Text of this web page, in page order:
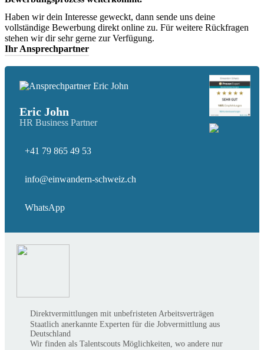
Haben wir dein Interesse geweckt, dann sende uns deine
vollständige Bewerbung direkt online zu. Für weitere Rückfragen
stehen wir dir sehr gerne zur Verfügung.
Ihr Ansprechpartner
Eric John
HR Business Partner
+41 79 865 49 53
info@einwandern-schweiz.ch
WhatsApp
Direktvermittlungen mit unbefristeten Arbeitsverträgen
Staatlich anerkannte Experten für die Jobvermittlung aus
Deutschland
Wir finden als Talentscouts Möglichkeiten, wo andere nur